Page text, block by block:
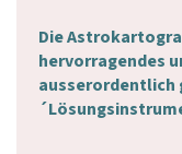
Die
hervorragendes
ausserordentlich